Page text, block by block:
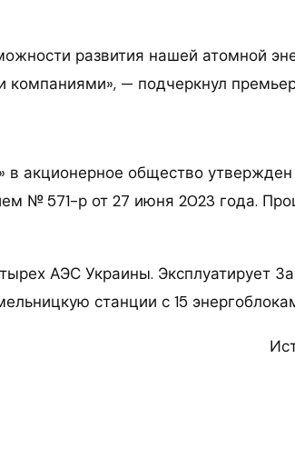
развития нашей атомной
— подчеркнул
в акционерное общество утвержден
№ 571-р от 27 июня 2023 года.
АЭС Украины. Эксплуатирует
станции с 15